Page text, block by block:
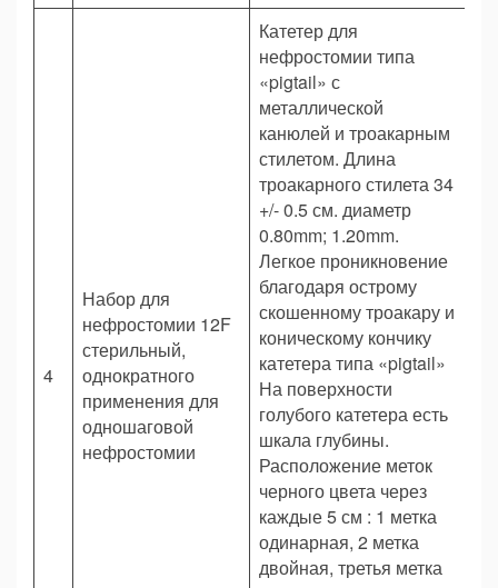
4
Набор для
нефростомии 12F
стерильный,
однократного
применения для
одношаговой
нефростомии
Катетер для
нефростомии типа
«pigtail» с
металлической
канюлей и троакарным
стилетом. Длина
троакарного стилета 34
+/- 0.5 см. диаметр
0.80mm; 1.20mm.
Легкое проникновение
благодаря острому
скошенному троакару и
коническому кончику
катетера типа «pigtail»
На поверхности
голубого катетера есть
шкала глубины.
Расположение меток
черного цвета через
каждые 5 см : 1 метка
одинарная, 2 метка
двойная, третья метка